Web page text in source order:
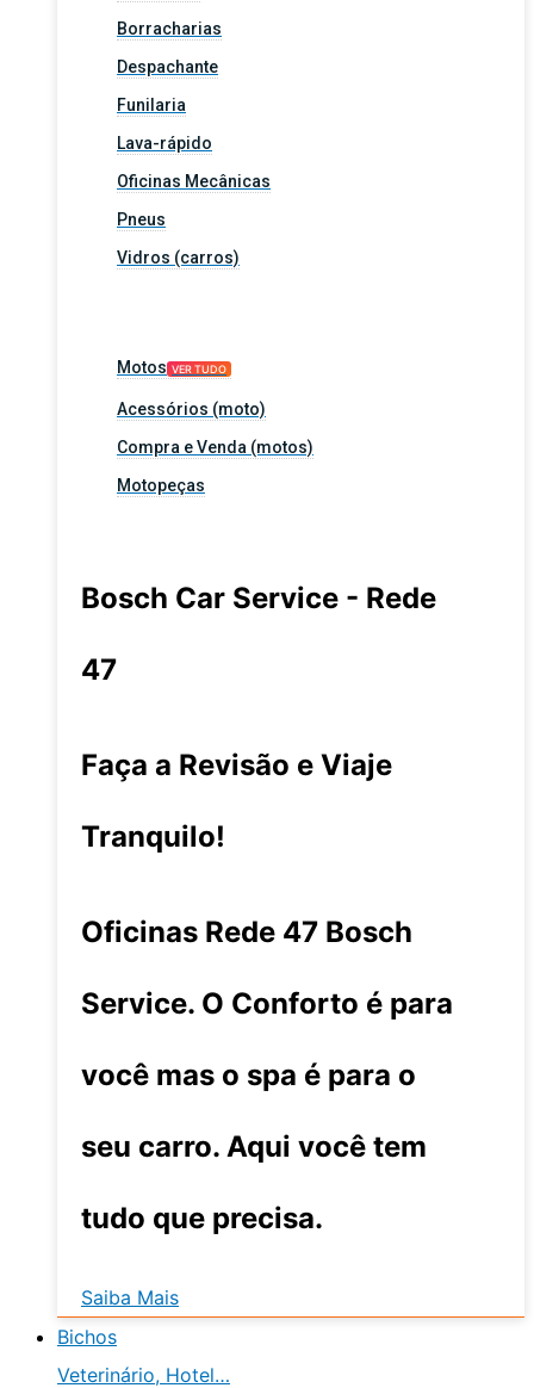
Borracharias
Despachante
Funilaria
Lava-rápido
Oficinas Mecânicas
Pneus
Vidros (carros)
Motos VER TUDO
Acessórios (moto)
Compra e Venda (motos)
Motopeças
Bosch Car Service - Rede
47
Faça a Revisão e Viaje
Tranquilo!
Oficinas Rede 47 Bosch
Service. O Conforto é para
você mas o spa é para o
seu carro. Aqui você tem
tudo que precisa.
Saiba Mais
Bichos
Veterinário, Hotel…